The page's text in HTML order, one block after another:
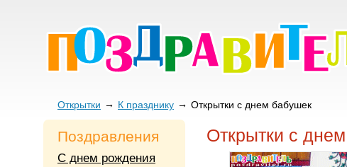
Открытки К празднику Открытки с днем бабушек
Открытки с
Поздравления
С днем рождения